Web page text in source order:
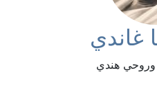
غاندي
وروحي هندي